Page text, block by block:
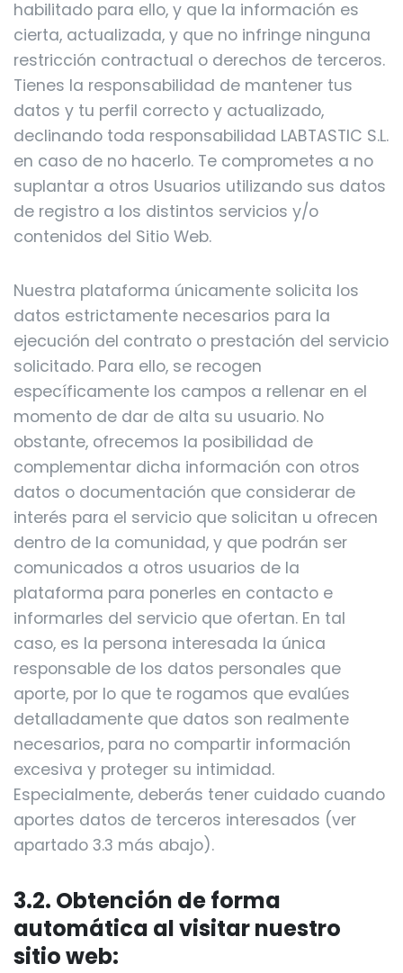
habilitado para ello, y que la información es
cierta, actualizada, y que no infringe ninguna
restricción contractual o derechos de terceros.
Tienes la responsabilidad de mantener tus
datos y tu perfil correcto y actualizado,
declinando toda responsabilidad LABTASTIC S.L.
en caso de no hacerlo. Te comprometes a no
suplantar a otros Usuarios utilizando sus datos
de registro a los distintos servicios y/o
contenidos del Sitio Web.
Nuestra plataforma únicamente solicita los
datos estrictamente necesarios para la
ejecución del contrato o prestación del servicio
solicitado. Para ello, se recogen
específicamente los campos a rellenar en el
momento de dar de alta su usuario. No
obstante, ofrecemos la posibilidad de
complementar dicha información con otros
datos o documentación que considerar de
interés para el servicio que solicitan u ofrecen
dentro de la comunidad, y que podrán ser
comunicados a otros usuarios de la
plataforma para ponerles en contacto e
informarles del servicio que ofertan. En tal
caso, es la persona interesada la única
responsable de los datos personales que
aporte, por lo que te rogamos que evalúes
detalladamente que datos son realmente
necesarios, para no compartir información
excesiva y proteger su intimidad.
Especialmente, deberás tener cuidado cuando
aportes datos de terceros interesados (ver
apartado 3.3 más abajo).
3.2. Obtención de forma
automática al visitar nuestro
sitio web: